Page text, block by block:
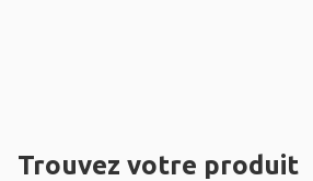
Trouvez votre produit